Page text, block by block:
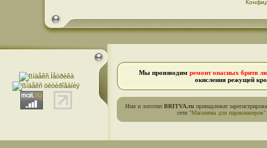
Мы производим ремонт опасных бритв
окисления режущей
Имя и логотип BRITVA.ru принадлежат
сети "Магазины для парикмахеров"